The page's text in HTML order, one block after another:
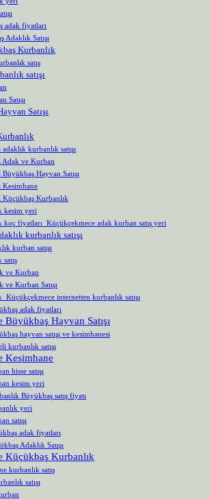
adak fiyatları
Adaklık Satışı
Kurbanlık
satış
satışı
Satışı
Satışı
kurbanlık satışı
Adak ve Kurban
Hayvan Satışı
Kesimhane
Küçükbaş Kurbanlık
kesim yeri
koç fiyatları Küçükçekmece adak kurban satış yeri
kurbanlık satışı
kurban satışı
ve Kurban
Kurban Satışı
Küçükçekmece internetten kurbanlık satışı
adak fiyatları
Hayvan Satışı
hayvan satışı ve kesimhanesi
kurbanlık satışı
Kesimhane
hisse satışı
kesim yeri
Büyükbaş satış fiyatı
yeri
satışı
adak fiyatları
Adaklık Satışı
Küçükbaş Kurbanlık
kurbanlık satış
satışı